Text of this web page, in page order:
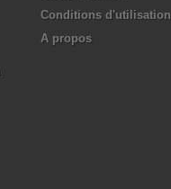
Conditions d'utilisation
A propos